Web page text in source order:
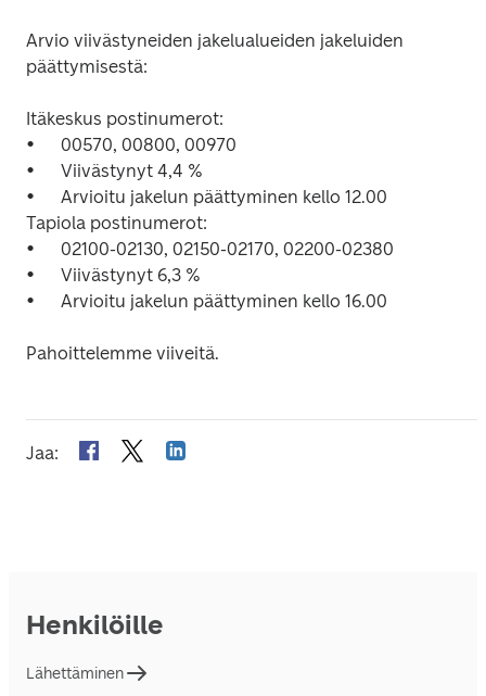
Arvio viivästyneiden jakelualueiden jakeluiden
päättymisestä:
Itäkeskus postinumerot:
•	00570, 00800, 00970
•	Viivästynyt 4,4 %
•	Arvioitu jakelun päättyminen kello 12.00
Tapiola postinumerot:
•	02100-02130, 02150-02170, 02200-02380
•	Viivästynyt 6,3 %
•	Arvioitu jakelun päättyminen kello 16.00
Jaa:
Henkilöille
Lähettäminen